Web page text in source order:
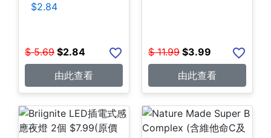
$2.84
$ 5.69 $2.84
由此查看
$ 11.99 $3.99
由此查看